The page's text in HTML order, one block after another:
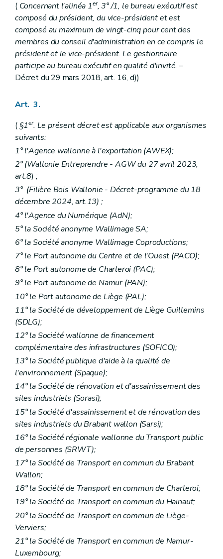
( Concernant l'alinéa 1er, 3° /1, le bureau exécutif est
composé du président, du vice-président et est
composé au maximum de vingt-cinq pour cent des
membres du conseil d'administration en ce compris le
président et le vice-président. Le gestionnaire
participe au bureau exécutif en qualité d'invité. –
Décret du 29 mars 2018, art. 16, d))
Art. 3.
( §1er. Le présent décret est applicable aux organismes
suivants:
1° l'Agence wallonne à l'exportation (AWEX);
2° (Wallonie Entreprendre - AGW du 27 avril 2023,
art.8) ;
3° (Filière Bois Wallonie - Décret-programme du 18
décembre 2024, art.13) ;
4° l'Agence du Numérique (AdN);
5° la Société anonyme Wallimage SA;
6° la Société anonyme Wallimage Coproductions;
7° le Port autonome du Centre et de l'Ouest (PACO);
8° le Port autonome de Charleroi (PAC);
9° le Port autonome de Namur (PAN);
10° le Port autonome de Liège (PAL);
11° la Société de développement de Liège Guillemins
(SDLG);
12° la Société wallonne de financement
complémentaire des infrastructures (SOFICO);
13° la Société publique d'aide à la qualité de
l'environnement (Spaque);
14° la Société de rénovation et d'assainissement des
sites industriels (Sorasi);
15° la Société d'assainissement et de rénovation des
sites industriels du Brabant wallon (Sarsi);
16° la Société régionale wallonne du Transport public
de personnes (SRWT);
17° la Société de Transport en commun du Brabant
Wallon;
18° la Société de Transport en commun de Charleroi;
19° la Société de Transport en commun du Hainaut;
20° la Société de Transport en commun de Liège-
Verviers;
21° la Société de Transport en commun de Namur-
Luxembourg;